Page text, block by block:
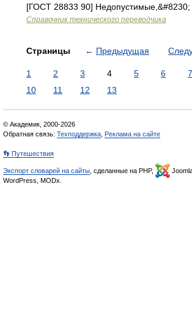
[ГОСТ 28833 90] Недопустимые,&#8230;
Справочник технического переводчика
Страницы ← Предыдущая
1 2 3 4 5 6 7
10
11 12 13
© Академик, 2000-2026
Обратная связь: Техподдержка Реклама на сайте
👣 Путешествия
Экспорт словарей на сайты , сделанные на PHP,
WordPress, MODx.